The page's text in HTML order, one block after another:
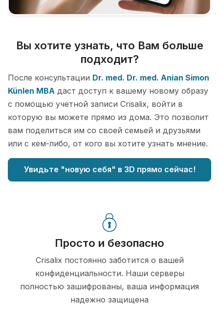
Вы хотите узнать, что Вам больше
подходит?
После консультации Dr. med. Dr. med. Anian Simon
Künlen MBA даст доступ к вашему новому образу
с помощью учетной записи Crisalix, войти в
которую вы можете прямо из дома. Это позволит
вам поделиться им со своей семьей и друзьями
или с кем-либо, от кого вы хотите узнать мнение.
Увидьте "новую себя" в 3D прямо сейчас!
Просто и безопасно
Crisalix постоянно заботится о вашей
конфиденциальности. Наши серверы
полностью зашифрованы, ваша информация
надежно защищена